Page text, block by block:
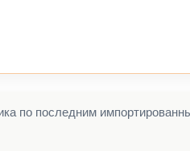
по последним